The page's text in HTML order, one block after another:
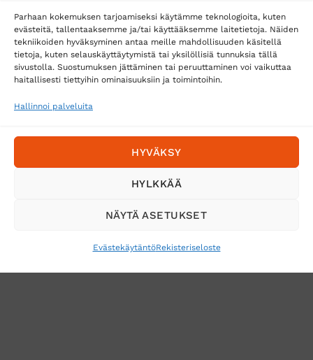
Parhaan kokemuksen tarjoamiseksi käytämme teknologioita, kuten
evästeitä, tallentaaksemme ja/tai käyttääksemme laitetietoja. Näiden
tekniikoiden hyväksyminen antaa meille mahdollisuuden käsitellä
tietoja, kuten selauskäyttäytymistä tai yksilöllisiä tunnuksia tällä
sivustolla. Suostumuksen jättäminen tai peruuttaminen voi vaikuttaa
haitallisesti tiettyihin ominaisuuksiin ja toimintoihin.
Hallinnoi palveluita
HYVÄKSY
HYLKKÄÄ
NÄYTÄ ASETUKSET
EvästekäytäntöRekisteriseloste
Toimitustavat
Posti
Matkahuolto
Tilaa uutiskirje ja saat erikoisalennuksia